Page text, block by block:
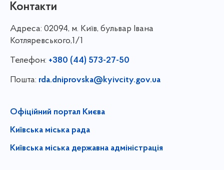
Контакти
Адреса: 02094, м. Київ, бульвар Івана
Котляревського,1/1
Телефон: +380 (44) 573-27-50
Пошта: rda.dniprovska@kyivcity.gov.ua
Офіційний портал Києва
Київська міська рада
Київська міська державна адміністрація